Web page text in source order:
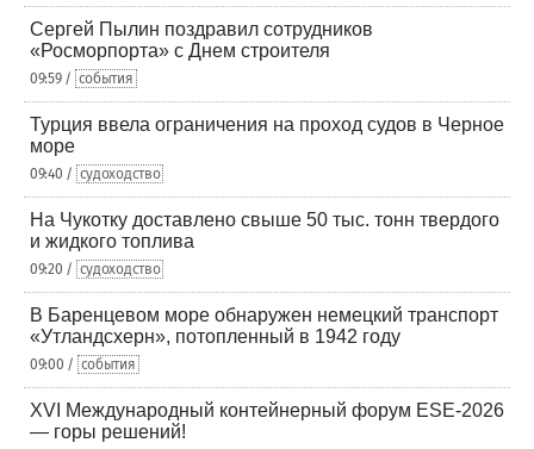
Сергей Пылин поздравил сотрудников
«Росморпорта» с Днем строителя
09:59 / события
Турция ввела ограничения на проход судов в Черное
море
09:40 / судоходство
На Чукотку доставлено свыше 50 тыс. тонн твердого
и жидкого топлива
09:20 / судоходство
В Баренцевом море обнаружен немецкий транспорт
«Утландсхерн», потопленный в 1942 году
09:00 / события
XVI Международный контейнерный форум ESE-2026
— горы решений!